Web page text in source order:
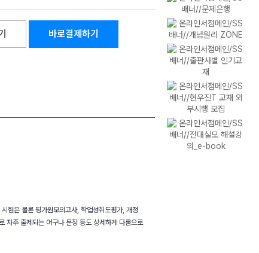
바로결제하기
험은 물론 평가원모의고사, 학업성취도평가, 개정
자주 출제되는 어구나 문장 등도 상세하게 다룸으로